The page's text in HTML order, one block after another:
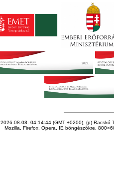
2026.08.08. 04:14:44 (GMT +0200), (p) Racskó
Mozilla, Firefox, Opera, IE böngészőkre,